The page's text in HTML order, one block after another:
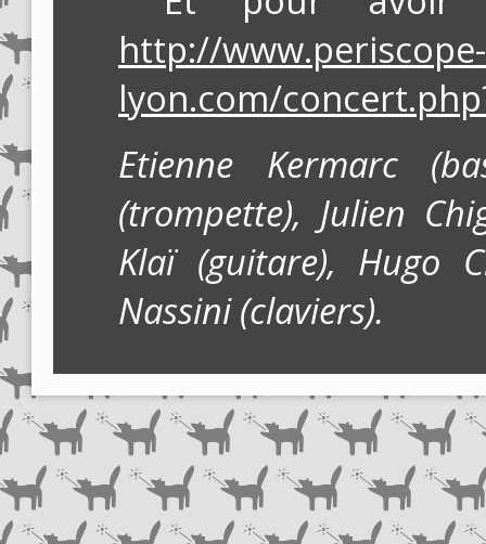
http://www.periscope-
lyon.com/
Etienne Kermarc
(trompette), Julien
Klaï (guitare), Hugo
Nassini (claviers).